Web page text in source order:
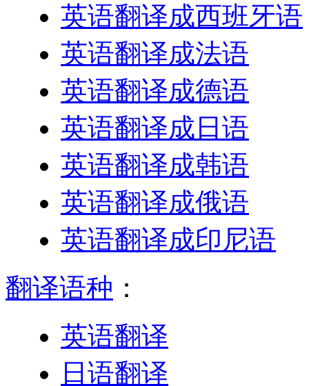
英语翻译成西班牙语
英语翻译成法语
英语翻译成德语
英语翻译成日语
英语翻译成韩语
英语翻译成俄语
英语翻译成印尼语
翻译语种 ：
英语翻译
日语翻译